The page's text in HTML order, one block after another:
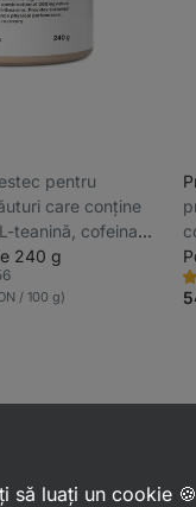
pentru
care conține
teanină, cofeina
vigilenței și a
înainte de
240 g
/ 100 g)
88
să luați un cookie